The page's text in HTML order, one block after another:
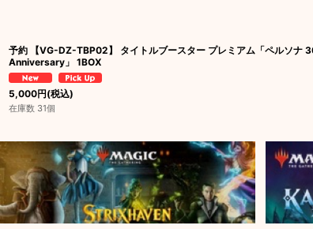
予約 【VG-DZ-TBP02】 タイトルブースター プレミアム「ペルソナ
Anniversary」 1BOX
5,000円(税込)
在庫数 31個